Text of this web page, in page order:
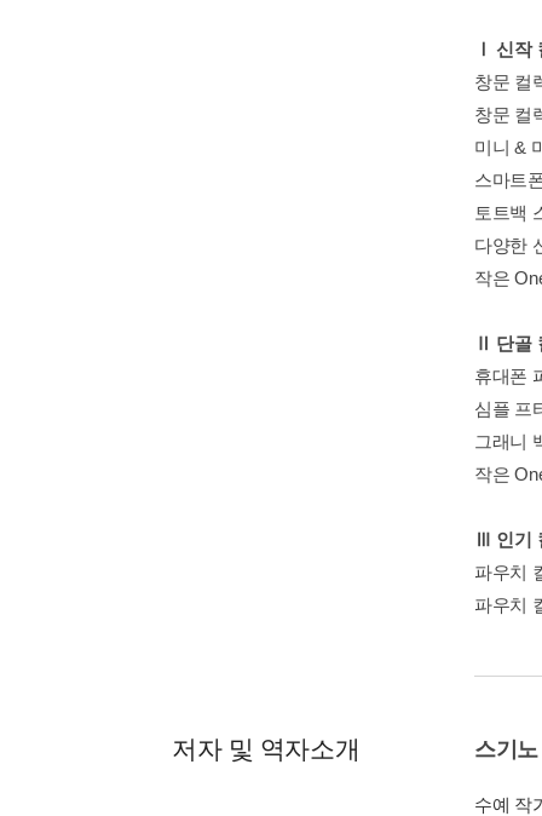
Ⅰ 신작
창문 컬
창문 컬
미니 &
스마트
토트백
다양한
작은
Ⅱ 단골
휴대폰
심플 프
그래니
작은
Ⅲ 인기
파우치
파우치
저자 및 역자소개 스기
수예 작